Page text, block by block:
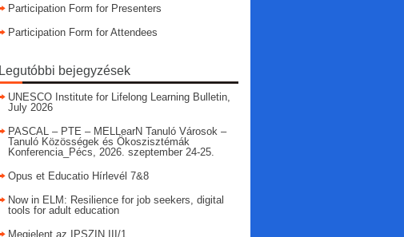
Participation Form for Presenters
Participation Form for Attendees
Legutóbbi bejegyzések
UNESCO Institute for Lifelong Learning Bulletin,
July 2026
PASCAL – PTE – MELLearN Tanuló Városok –
Tanuló Közösségek és Ökoszisztémák
Konferencia_Pécs, 2026. szeptember 24-25.
Opus et Educatio Hírlevél 7&8
Now in ELM: Resilience for job seekers, digital
tools for adult education
Megjelent az IPSZIN III/1